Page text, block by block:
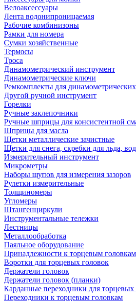
Велоаксессуары
Лента водонипроницаемая
Рабочие комбинизоны
Рамки для номера
Сумки хозяйственные
Термосы
Троса
Динамометрический инструмент
Динамометрические ключи
Ремкомплекты для
Другой ручной инструмент
Горелки
Ручные заклепочники
Ручные шприцы для консистентной
Шприцы для масла
Щетки металлические зачистные
Щетки для снега, скребки для льда,
Измерительный инструмент
Микрометры
Наборы щупов для измерения зазоров
Рулетки измерительные
Толщиномеры
Угломеры
Штангенциркули
Инструментальные тележки
Лестницы
Металлообработка
Паяльное оборудование
Принадлежности к торцевым головкам
Воротки для торцевых головок
Держатели головок
Держатели головок (планки)
Карданные переходники для торцевых
Переходники к торцевым головкам